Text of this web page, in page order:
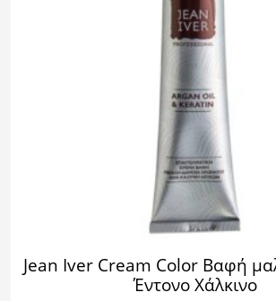
Jean Iver Cream Color Βαφή
Έντονο Χάλκινο